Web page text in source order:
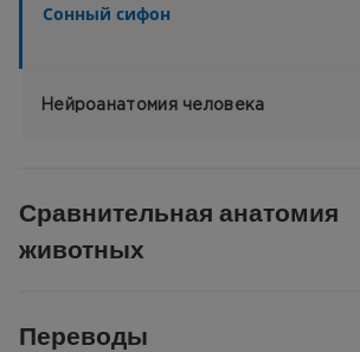
Сонный сифон
Нейроанатомия человека
Сравнительная анатомия
животных
Переводы